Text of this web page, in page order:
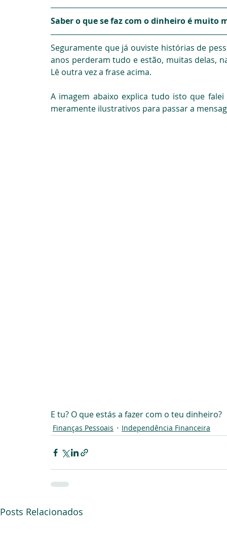
Saber o que se faz com o dinheiro é
Seguramente que já ouviste histórias de
anos perderam tudo e estão, muitas delas,
Lê outra vez a frase acima.
A imagem abaixo explica tudo isto que
meramente ilustrativos para passar a
E tu? O que estás a fazer com o teu dinheiro?
Finanças Pessoais Independência Financeira
Posts Relacionados